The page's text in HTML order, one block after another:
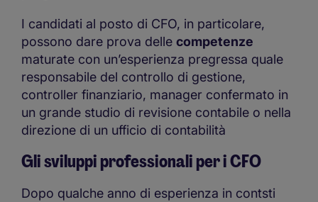
I candidati al posto di CFO, in particolare,
possono dare prova delle competenze
maturate con un’esperienza pregressa quale
responsabile del controllo di gestione,
controller finanziario, manager confermato in
un grande studio di revisione contabile o nella
direzione di un ufficio di contabilità
Gli sviluppi professionali per i CFO
Dopo qualche anno di esperienza in contsti